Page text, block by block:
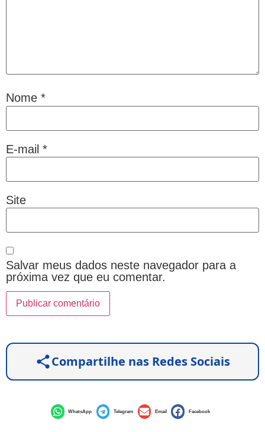
Nome *
E-mail *
Site
Salvar meus dados neste navegador para a
próxima vez que eu comentar.
Compartilhe nas Redes Sociais
WhatsApp Telegram Email Facebook